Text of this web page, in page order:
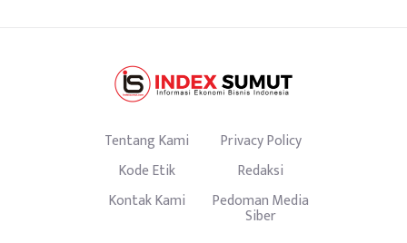
Tentang Kami
Privacy Policy
Kode Etik
Redaksi
Kontak Kami
Pedoman Media
Siber